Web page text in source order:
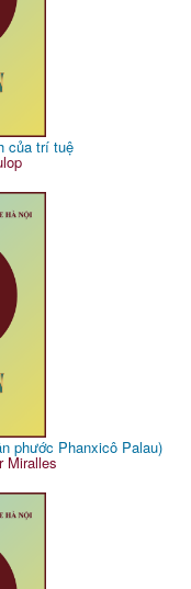
của trí tuệ
phước Phanxicô Palau)
Miralles